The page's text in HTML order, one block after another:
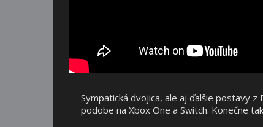
Sympatická dvojica, ale aj ďalšie postavy
podobe na Xbox One a Switch. Konečne